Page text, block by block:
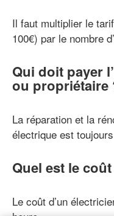
Il faut multiplier le
100€) par le nombre
Qui doit payer
ou propriétaire
La réparation et la
électrique est
Quel est le
Le coût d’un